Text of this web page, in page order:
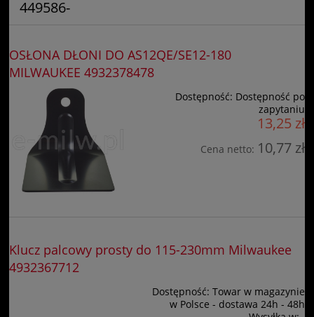
449586-
OSŁONA DŁONI DO AS12QE/SE12-180
MILWAUKEE 4932378478
Dostępność: Dostępność po
zapytaniu
13,25 zł
Cena netto: 10,77 zł
Klucz palcowy prosty do 115-230mm Milwaukee
4932367712
Dostępność: Towar w magazynie
w Polsce - dostawa 24h - 48h